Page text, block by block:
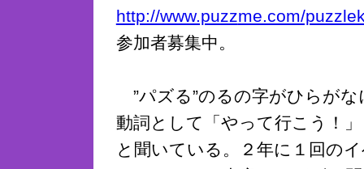
http://www.puzzme.com/
参加者募集中。
”パズる”のるの字がひらが
動詞として「やって行こう！
と聞いている。２年に１回の